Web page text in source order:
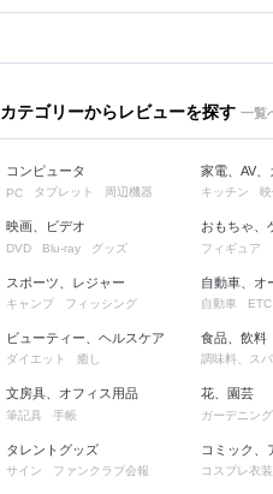
カテゴリーからレビューを探す 一覧
コンピュータ
PC タブレット 周辺機器
映画、ビデオ
DVD Blu-ray グッズ
スポーツ、レジャー
キャンプ フィッシング
ビューティー、ヘルスケア
ダイエット 癒し
文房具、オフィス用品
筆記具 手帳
タレントグッズ
サイン ファンクラブ会報
家電、AV、
キッチン 映
おもちゃ、
フィギュア
自動車、オ
自動車 ETC
食品、飲料
調味料、ス
花、園芸
ガーデニング
コミック、
コスプレ衣装